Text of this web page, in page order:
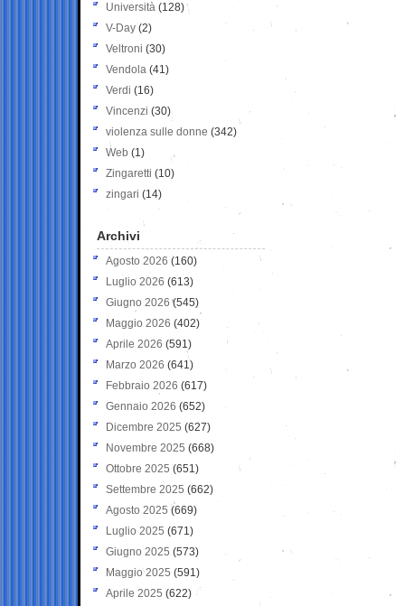
Università (128)
V-Day (2)
Veltroni (30)
Vendola (41)
Verdi (16)
Vincenzi (30)
violenza sulle donne (342)
Web (1)
Zingaretti (10)
zingari (14)
Archivi
Agosto 2026 (160)
Luglio 2026 (613)
Giugno 2026 (545)
Maggio 2026 (402)
Aprile 2026 (591)
Marzo 2026 (641)
Febbraio 2026 (617)
Gennaio 2026 (652)
Dicembre 2025 (627)
Novembre 2025 (668)
Ottobre 2025 (651)
Settembre 2025 (662)
Agosto 2025 (669)
Luglio 2025 (671)
Giugno 2025 (573)
Maggio 2025 (591)
Aprile 2025 (622)